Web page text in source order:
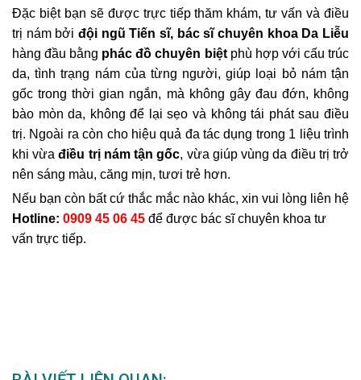
Đặc biệt bạn sẽ được trực tiếp thăm khám, tư vấn và điều
trị nám bởi đội ngũ Tiến sĩ, bác sĩ chuyên khoa Da Liễu
hàng đầu bằng phác đồ chuyên biệtphù hợp với cấu trúc
da, tình trạng nám của từng người, giúp loại bỏ nám tận
gốc trong thời gian ngắn, mà không gây đau đớn, không
bào mòn da, không để lại sẹo và không tái phát sau điều
trị. Ngoài ra còn cho hiệu quả đa tác dụng trong 1 liệu trình
khi vừađiều trị nám tận gốc, vừa giúp vùng da điều trị trở
nên sáng màu, căng mịn, tươi trẻ hơn.
Nếu bạn còn bất cứ thắc mắc nào khác, xin vui lòng liên hệ
Hotline: 0909 45 06 45 để được bác sĩ chuyên khoa tư
vấn trực tiếp.